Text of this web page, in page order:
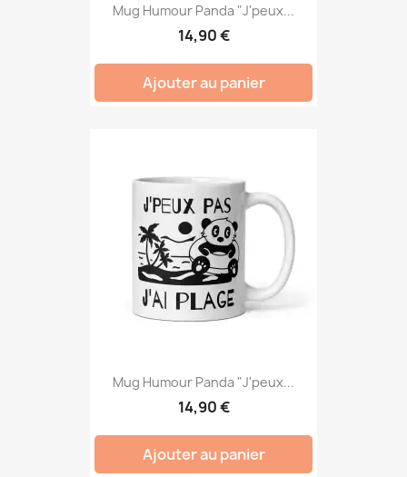
Mug Humour Panda "J'peux...
14,90 €
Ajouter au panier
Mug Humour Panda "J'peux...
14,90 €
Ajouter au panier